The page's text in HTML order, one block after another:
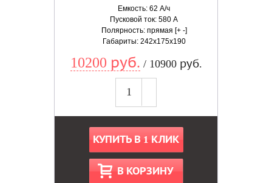
Емкость: 62 А/ч
Пусковой ток: 580 А
Полярность: прямая [+ -]
Габариты: 242x175x190
10200 руб. / 10900 руб.
КУПИТЬ В 1 КЛИК
В КОРЗИНУ